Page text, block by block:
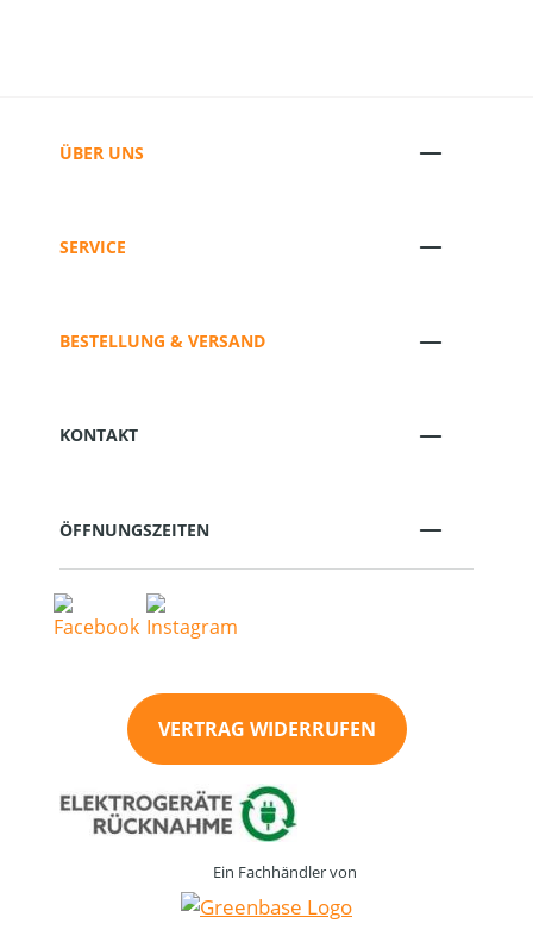
ÜBER UNS
SERVICE
BESTELLUNG & VERSAND
KONTAKT
ÖFFNUNGSZEITEN
VERTRAG WIDERRUFEN
Ein Fachhändler von